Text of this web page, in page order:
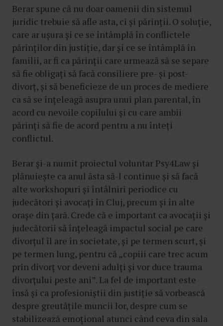
Berar spune că nu doar oamenii din sistemul
juridic trebuie să afle asta, ci și părinții. O soluție,
care ar ușura și ce se întâmplă în conflictele
părinților din justiție, dar și ce se întâmplă în
familii, ar fi ca părinții care urmează să se separe
să fie obligați să facă consiliere pre- și post-
divorț, și să beneficieze de un proces de mediere
ca să se înțeleagă asupra unui plan parental, în
acord cu nevoile copilului și cu care ambii
părinți să fie de acord pentru a nu înteți
conflictul.
Berar și-a numit proiectul voluntar Psy4Law și
plănuiește ca anul ăsta să-l continue și să facă
alte workshopuri și întâlniri periodice cu
judecători și avocați în Cluj, precum și în alte
orașe din țară. Crede că e important ca avocații și
judecătorii să înțeleagă impactul social pe care
divorțul îl are în societate, și pe termen scurt, și
pe termen lung, pentru că „copiii care trec acum
prin divorț vor deveni adulți și vor duce trauma
divorțului peste ani”. La fel de important este
însă și ca profesioniștii din justiție să vorbească
despre greutățile muncii lor, despre cum se
stabilizează emoțional atunci când ceva din sala